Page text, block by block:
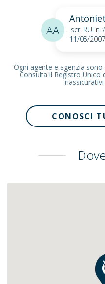
Iscr. RUI
11/05/2007
AA
Ogni agente e agenzia sono
Consulta il Registro Unico
CONOSCI